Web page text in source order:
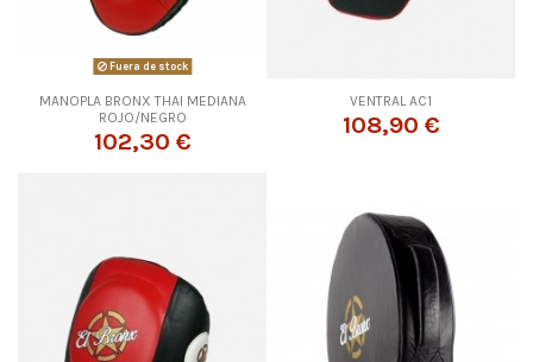
Fuera de stock
MANOPLA BRONX THAI MEDIANA
ROJO/NEGRO
102,30 €
VENTRAL AC1
108,90 €